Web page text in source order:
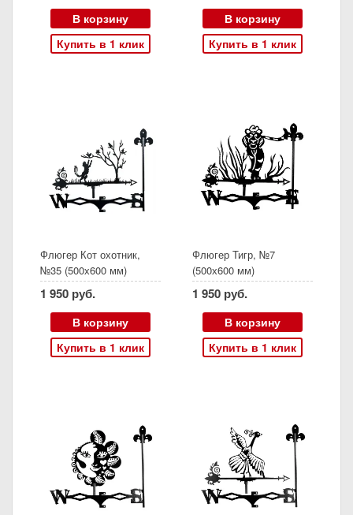
В корзину
Купить в 1 клик
В корзину
Купить в 1 клик
Флюгер Кот охотник,
№35 (500х600 мм)
1 950 руб.
В корзину
Купить в 1 клик
Флюгер Тигр, №7
(500х600 мм)
1 950 руб.
В корзину
Купить в 1 клик